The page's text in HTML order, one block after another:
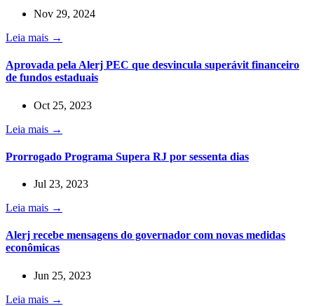
Nov 29, 2024
Leia mais →
Aprovada pela Alerj PEC que desvincula superávit financeiro
de fundos estaduais
Oct 25, 2023
Leia mais →
Prorrogado Programa Supera RJ por sessenta dias
Jul 23, 2023
Leia mais →
Alerj recebe mensagens do governador com novas medidas
econômicas
Jun 25, 2023
Leia mais →